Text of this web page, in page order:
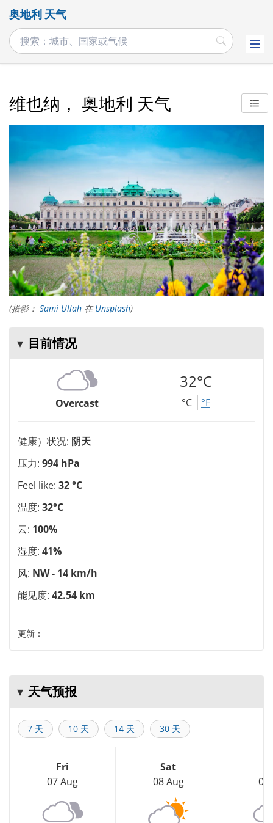
奥地利 天气
维也纳， 奥地利 天气
(摄影： Sami Ullah 在Unsplash)
目前情况
Overcast
32°C
°C °F
健康）状况: 阴天
压力: 994 hPa
Feel like: 32 °C
温度: 32°C
云: 100%
湿度: 41%
风: NW - 14 km/h
能见度: 42.54 km
更新：
天气预报
7 天 10 天 14 天 30 天
Fri
07 Aug
Sat
08 Aug
09